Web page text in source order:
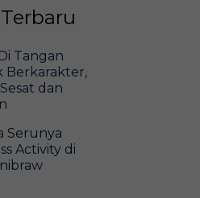
Di Tangan
Berkarakter,
Sesat dan
Serunya
Activity di